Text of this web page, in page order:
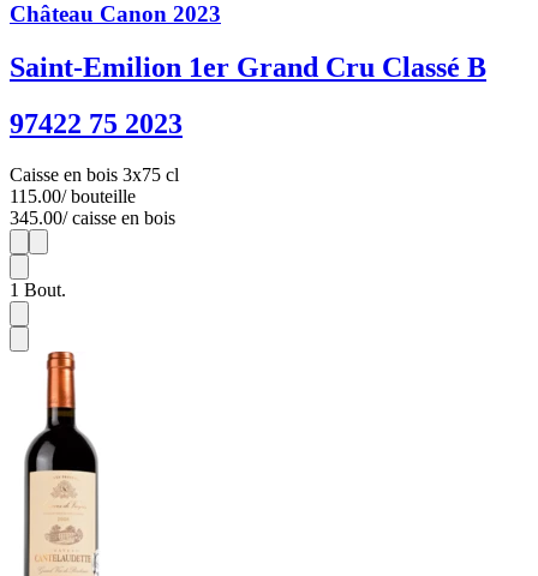
Château Canon 2023
Saint-Emilion 1er Grand Cru Classé B
97422 75 2023
Caisse en bois 3x75 cl
115.00/ bouteille
345.00/ caisse en bois
1
1 Bout.